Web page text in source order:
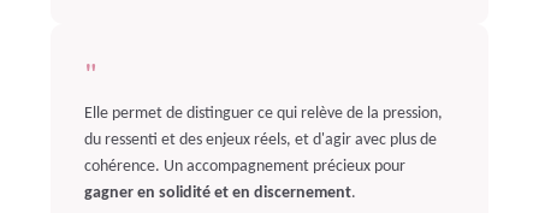
"
Elle permet de distinguer ce qui relève de la pression,
du ressenti et des enjeux réels, et d'agir avec plus de
cohérence. Un accompagnement précieux pour
gagner en solidité et en discernement.